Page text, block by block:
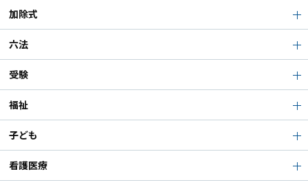
加除式
六法
受験
福祉
子ども
看護医療